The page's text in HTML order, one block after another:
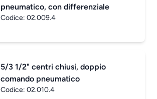
pneumatico, con differenziale
Codice: 02.009.4
5/3 1/2" centri chiusi, doppio
comando pneumatico
Codice: 02.010.4